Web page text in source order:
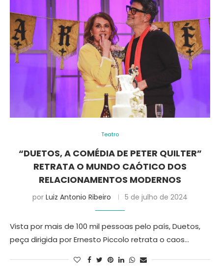
Teatro
“DUETOS, A COMÉDIA DE PETER QUILTER”
RETRATA O MUNDO CAÓTICO DOS
RELACIONAMENTOS MODERNOS
por Luiz Antonio Ribeiro 5 de julho de 2024
Vista por mais de 100 mil pessoas pelo país, Duetos,
peça dirigida por Ernesto Piccolo retrata o caos…